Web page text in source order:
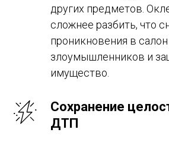
других предметов.
сложнее разбить, что
проникновения в салон
злоумышленников и
имущество.
Сохранение
ДТП